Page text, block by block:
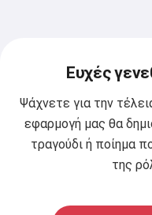
Ευχές
Ψάχνετε για την
εφαρμογή μας θα
τραγούδι ή ποίημα
της